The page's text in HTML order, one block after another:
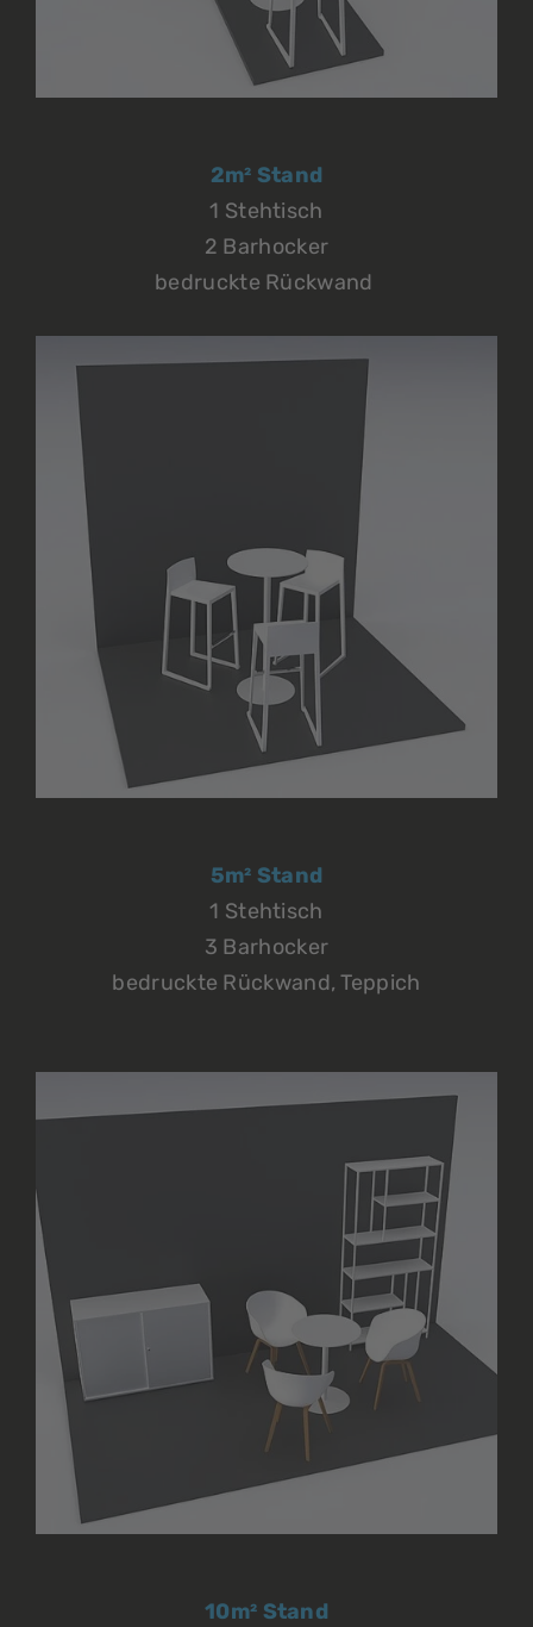
2m² Stand
1 Stehtisch
2 Barhocker
bedruckte Rückwand
5m² Stand
1 Stehtisch
3 Barhocker
bedruckte Rückwand, Teppich
10m² Stand